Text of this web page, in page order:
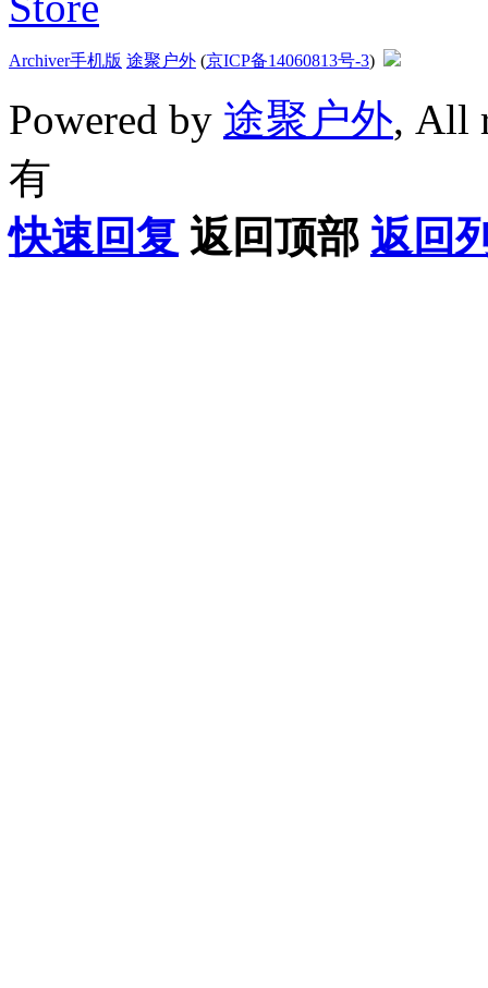
Archiver手机版 途聚户外 (京ICP备14060813号-3)
Powered by 途聚户外, All
有
快速回复 返回顶部 返回